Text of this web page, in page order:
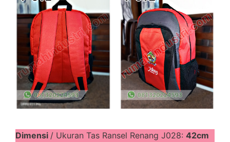
Dimensi / Ukuran Tas Ransel Renang J028: 42cm